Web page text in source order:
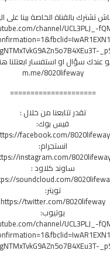
تشترك بالقناة الخاصة بينا على
channel/UCL3PLJ_-
عندك سؤال او استفسار ابعتلنا
m.me/8020lifeway
=====================
تقدر تتابعنا من خلال :
فيس بوك:
facebook.com/8020lifeway
انستجرام:
instagram.com/
ساوند كلاود :
soundcloud.com/
تويتر:
https://twitter.com/8020lifeway
يوتيوب:
channel/UCL3PLJ_-